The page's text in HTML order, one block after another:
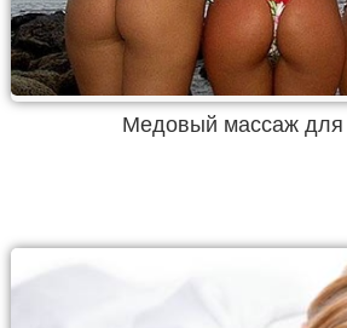
Медовый массаж для